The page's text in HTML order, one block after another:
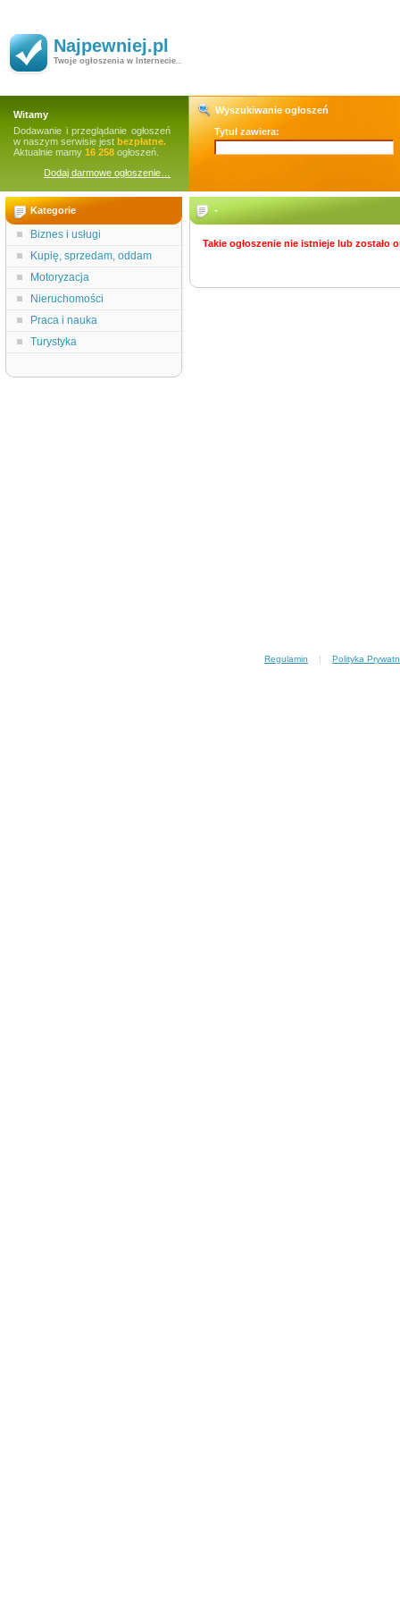
Najpewniej.pl
Twoje ogłoszenia w Internecie..
Witamy
Dodawanie i przeglądanie ogłoszeń
w naszym serwisie jest bezpłatne.
Aktualnie mamy 16 258 ogłoszeń.
Dodaj darmowe ogłoszenie…
Wyszukiwanie ogłoszeń
Tytuł zawiera:
Kategorie
Biznes i usługi
Kupię, sprzedam, oddam
Motoryzacja
Nieruchomości
Praca i nauka
Turystyka
-
Takie ogłoszenie nie istnieje lub zostało
Regulamin | Polityka